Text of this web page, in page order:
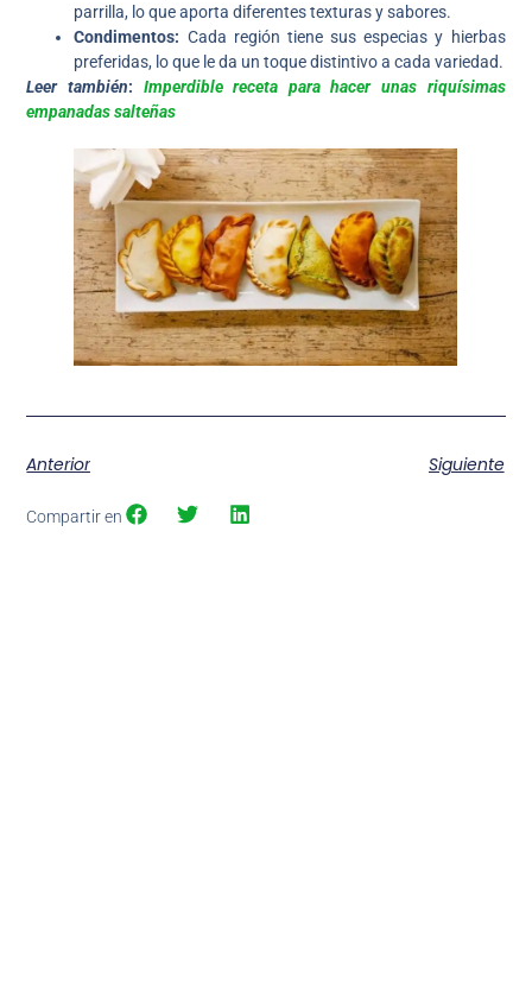
parrilla, lo que aporta diferentes texturas y sabores.
Condimentos: Cada región tiene sus especias y hierbas
preferidas, lo que le da un toque distintivo a cada variedad.
Leer también: Imperdible receta para hacer unas riquísimas
empanadas salteñas
Anterior Siguiente
Compartir en